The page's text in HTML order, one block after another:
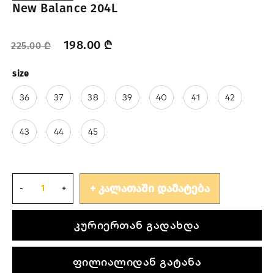
New Balance 204L
225.00₾ 198.00 ₾
size
36 37 38 39 40 41 42
43 44 45
ᲙᲐᲚᲐᲗᲐᲨᲘ ᲓᲐᲛᲐᲢᲔᲑᲐ
კურიერთან გადახდა
ფილიალიდან გატანა